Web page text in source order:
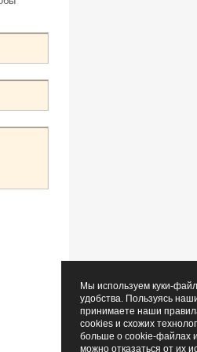
Мы используем куки-
удобства. Пользуясь
принимаете наши
cookies и схожих
больше о cookie-файлах
можно отказаться от их